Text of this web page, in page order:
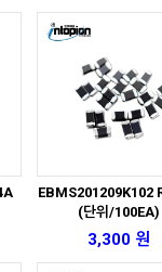
EBMS201209K102
(단위/100EA)
3,300 원